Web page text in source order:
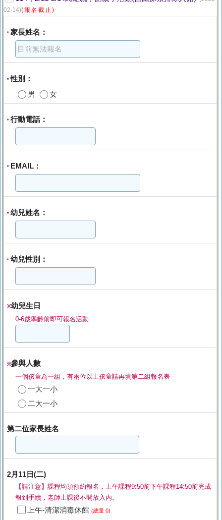
02-14)(報名截止)
* 家長姓名：
*性別：
男
女
* 行動電話：
* EMAIL：
* 幼兒姓名：
* 幼兒性別：
※幼兒生日
0-6歲學齡前即可報名活動
※參與人數
一個孩童為一組，有兩位以上孩童請再填第二組報名表
一大一小
二大一小
第二位家長姓名
2月11日(二)
【請注意】課程均須預約報名，上午課程9:50前下午課程14:50前完成
報到手續，老師上課後不開放入內。
上午-清潔消毒休館 (總量 0)